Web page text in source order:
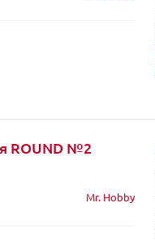
ROUND №2
Mr. Hobby